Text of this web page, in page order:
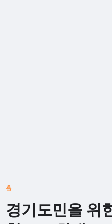
홈
경기도민을 위